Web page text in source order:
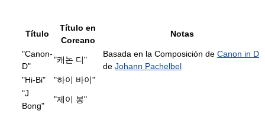
Título
Título en
Coreano
Notas
"Canon-
D"
"캐논 디"
Basada en la Composición de Canon in D
de Johann Pachelbel
"Hi-Bi"
"하이 바이"
"J
Bong"
"제이 봉"